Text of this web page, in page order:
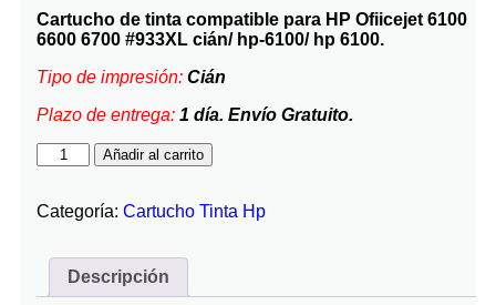
Cartucho de tinta compatible para HP Ofiicejet 6100
6600 6700 #933XL cián/ hp-6100/ hp 6100.
Tipo de impresión: Cián
Plazo de entrega: 1 día. Envío Gratuito.
Añadir al carrito
Categoría: Cartucho Tinta Hp
Descripción